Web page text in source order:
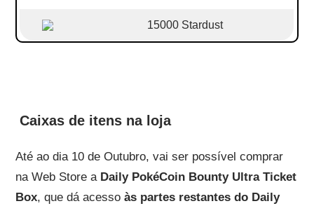
15000 Stardust
Caixas de itens na loja
Até ao dia 10 de Outubro, vai ser possível comprar
na Web Store a Daily PokéCoin Bounty Ultra Ticket
Box, que dá acesso às partes restantes do Daily